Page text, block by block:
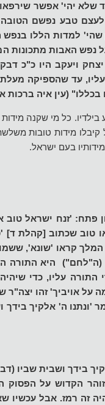
שלא יהי' אפשר
טבע נפשם
שהי' למדות הללו
נפש האבות מתכונות
ויעקב היו כ"כ
עד שהספיקה
(עין איה ברכות
כל מי שקנה
מידות טובות
בעם ישראל.
פתח: 'זנח ישראל טוב
שכתוב [קהלת ד]
קראו 'שונא',
(ה"לחם") היא התורה
עליו, כדי
על אויביך' זהו יצה"ר
'ונתנו ה' אלקיך
בידך ושבית שביו
הקדוש על הפסוק
זה רמז. אבל עכשיו